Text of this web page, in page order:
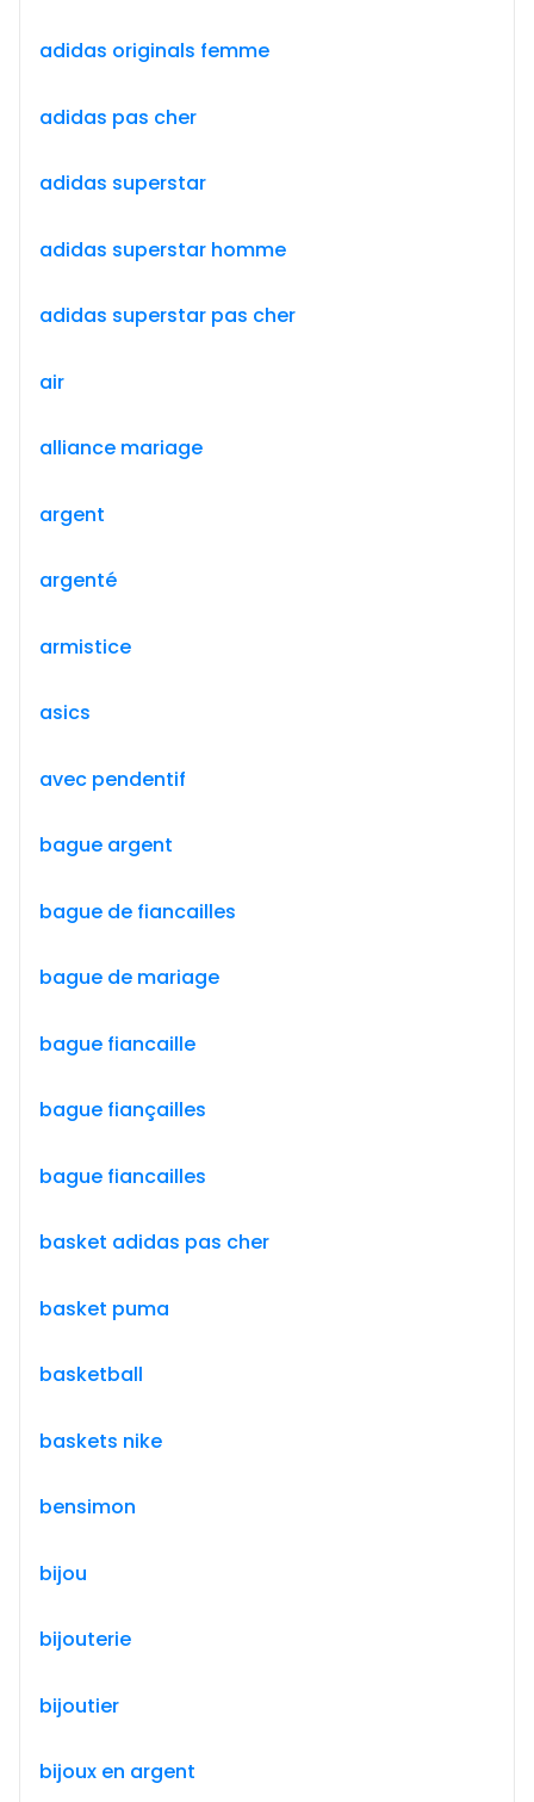
adidas originals femme
adidas pas cher
adidas superstar
adidas superstar homme
adidas superstar pas cher
air
alliance mariage
argent
argenté
armistice
asics
avec pendentif
bague argent
bague de fiancailles
bague de mariage
bague fiancaille
bague fiançailles
bague fiancailles
basket adidas pas cher
basket puma
basketball
baskets nike
bensimon
bijou
bijouterie
bijoutier
bijoux en argent